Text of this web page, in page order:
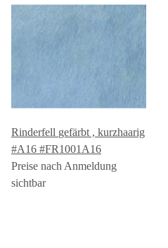
Rinderfell gefärbt , kurzhaarig
#A16 #FR1001A16
Preise nach Anmeldung
sichtbar